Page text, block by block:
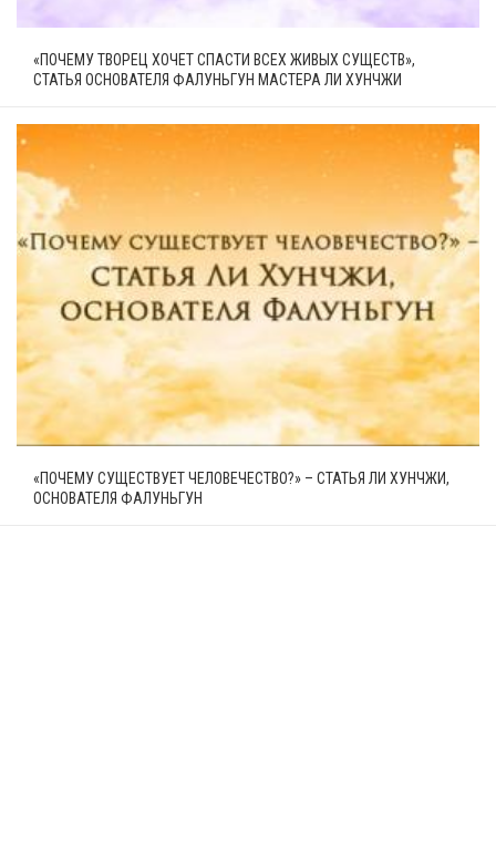
«ПОЧЕМУ ТВОРЕЦ ХОЧЕТ СПАСТИ ВСЕХ ЖИВЫХ СУЩЕСТВ»,
СТАТЬЯ ОСНОВАТЕЛЯ ФАЛУНЬГУН МАСТЕРА ЛИ ХУНЧЖИ
«ПОЧЕМУ СУЩЕСТВУЕТ ЧЕЛОВЕЧЕСТВО?» – СТАТЬЯ ЛИ ХУНЧЖИ,
ОСНОВАТЕЛЯ ФАЛУНЬГУН